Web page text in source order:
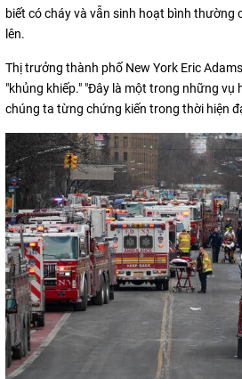
biết có cháy và vẫn sinh hoạt bình thường
lên.
Thị trưởng thành phố New York Eric
"khủng khiếp." "Đây là một trong những vụ
chúng ta từng chứng kiến ​​trong thời hiện